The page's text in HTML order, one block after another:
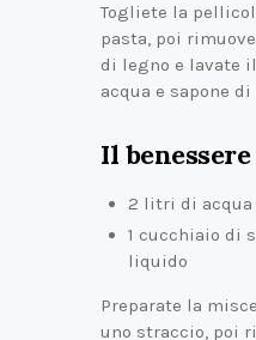
Togliete la
pasta, poi
di legno e lavate
acqua e sapone
Il
2 litri di acqua
1 cucchiaio di
liquido
Preparate la
uno straccio, poi